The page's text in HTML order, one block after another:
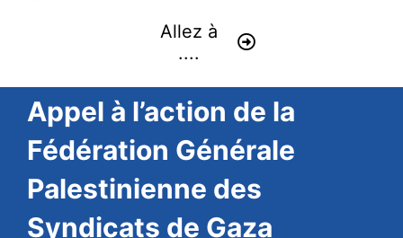
Allez à
....
À LA UNE
THÉMATIQUES
LA VIE FÉDÉRALE
Appel à l’action de la
Fédération Générale
Palestinienne des
Syndicats de Gaza